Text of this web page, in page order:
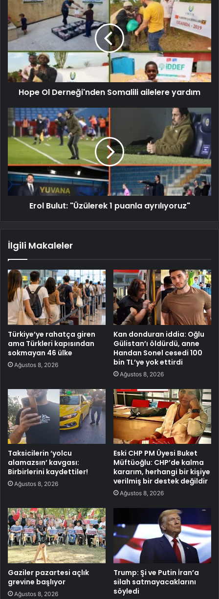
Hope Ol Derneği'nden Somalili ailelere yardım
Erol Bulut: "Üzülerek 1 puanla ayrılıyoruz"
İlgili Makaleler
Türkiye’ye rahatça giren
ama Türkleri kapısından
sokmayan 46 ülke
Ağustos 8, 2026
Kan donduran iddia: Oğlu
Gülistan’ı öldürdü, anne
Handan Sonel cesedi 100
bin TL’ye yok ettirdi
Ağustos 8, 2026
Taksicilerin ‘yolcu
alamazsın’ kavgası:
Birbirlerini kaydettiler!
Ağustos 8, 2026
Eski CHP PM Üyesi Buket
Müftüoğlu: CHP’de kalma
kararım, herhangi bir kişiye
verilmiş bir destek değildir
Ağustos 8, 2026
Gaziler pazartesi açlık
grevine başlıyor
Ağustos 8, 2026
Trump: Şi ve Putin İran’a
silah satmayacaklarını
söyledi